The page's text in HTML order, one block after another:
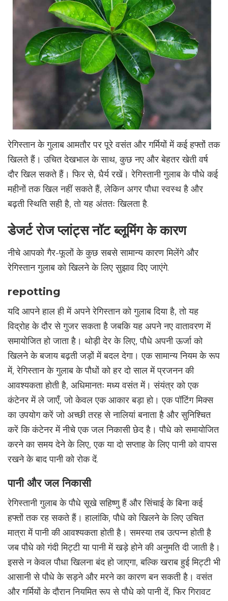
रेगिस्तान के गुलाब आमतौर पर पूरे वसंत और गर्मियों में कई हफ्तों तक
खिलते हैं। उचित देखभाल के साथ, कुछ नए और बेहतर खेती वर्ष
दौर खिल सकते हैं। फिर से, धैर्य रखें। रेगिस्तानी गुलाब के पौधे कई
महीनों तक खिल नहीं सकते हैं, लेकिन अगर पौधा स्वस्थ है और
बढ़ती स्थिति सही है, तो यह अंततः खिलता है.
डेजर्ट रोज प्लांट्स नॉट ब्लूमिंग के कारण
नीचे आपको गैर-फूलों के कुछ सबसे सामान्य कारण मिलेंगे और
रेगिस्तान गुलाब को खिलने के लिए सुझाव दिए जाएंगे.
repotting
यदि आपने हाल ही में अपने रेगिस्तान को गुलाब दिया है, तो यह
विद्रोह के दौर से गुजर सकता है जबकि यह अपने नए वातावरण में
समायोजित हो जाता है। थोड़ी देर के लिए, पौधे अपनी ऊर्जा को
खिलने के बजाय बढ़ती जड़ों में बदल देगा। एक सामान्य नियम के रूप
में, रेगिस्तान के गुलाब के पौधों को हर दो साल में प्रजनन की
आवश्यकता होती है, अधिमानतः मध्य वसंत में। संयंत्र को एक
कंटेनर में ले जाएँ, जो केवल एक आकार बड़ा हो। एक पॉटिंग मिक्स
का उपयोग करें जो अच्छी तरह से नालियां बनाता है और सुनिश्चित
करें कि कंटेनर में नीचे एक जल निकासी छेद है। पौधे को समायोजित
करने का समय देने के लिए, एक या दो सप्ताह के लिए पानी को वापस
रखने के बाद पानी को रोक दें.
पानी और जल निकासी
रेगिस्तानी गुलाब के पौधे सूखे सहिष्णु हैं और सिंचाई के बिना कई
हफ्तों तक रह सकते हैं। हालांकि, पौधे को खिलने के लिए उचित
मात्रा में पानी की आवश्यकता होती है। समस्या तब उत्पन्न होती है
जब पौधे को गंदी मिट्टी या पानी में खड़े होने की अनुमति दी जाती है।
इससे न केवल पौधा खिलना बंद हो जाएगा, बल्कि खराब हुई मिट्टी भी
आसानी से पौधे के सड़ने और मरने का कारण बन सकती है। वसंत
और गर्मियों के दौरान नियमित रूप से पौधे को पानी दें, फिर गिरावट